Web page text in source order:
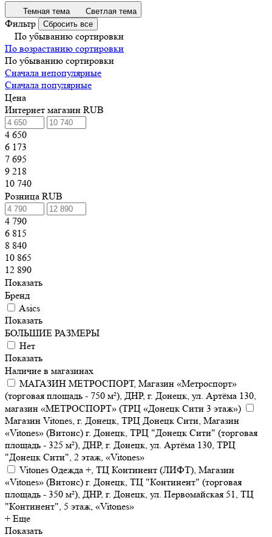
Темная тема Светлая тема
Фильтр Сбросить все
По убыванию сортировки
По возрастанию сортировки
По убыванию сортировки
Сначала непопулярные
Сначала популярные
Цена
Интернет магазин RUB
4 650
6 173
7 695
9 218
10 740
Розница RUB
4 790
6 815
8 840
10 865
12 890
Показать
Бренд
Asics
Показать
БОЛЬШИЕ РАЗМЕРЫ
Нет
Показать
Наличие в магазинах
МАГАЗИН МЕТРОСПОРТ, Магазин «Метроспорт»
(торговая площадь - 750 м²), ДНР, г. Донецк, ул. Артёма 130,
магазин «МЕТРОСПОРТ» (ТРЦ «Донецк Сити 3 этаж»)
Магазин Vitones, г. Донецк, ТРЦ Донецк Сити, Магазин
«Vitones» (Витонс) г. Донецк, ТРЦ "Донецк Сити" (торговая
площадь - 325 м²), ДНР, г. Донецк, ул. Артёма 130, ТРЦ
"Донецк Сити", 2 этаж, «Vitones»
Vitones Одежда +, ТЦ Континент (ЛИФТ), Магазин
«Vitones» (Витонс) г. Донецк, ТЦ "Континент" (торговая
площадь - 350 м²), ДНР, г. Донецк, ул. Первомайская 51, ТЦ
"Континент", 5 этаж, «Vitones»
+ Еще
Показать